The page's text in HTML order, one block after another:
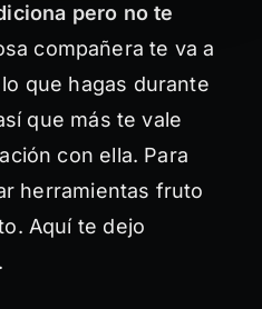
pero no te
compañera te va a
que hagas durante
que más te vale
con ella. Para
herramientas fruto
Aquí te dejo